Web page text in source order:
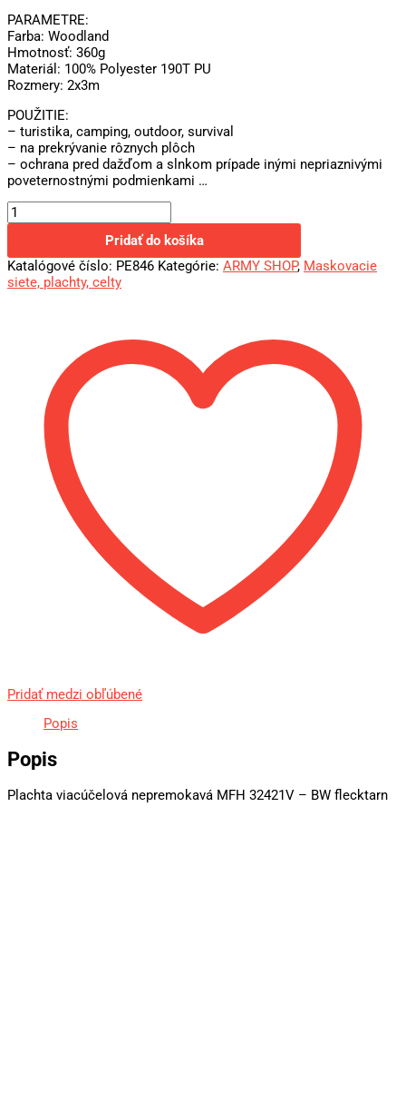
PARAMETRE:
Farba: Woodland
Hmotnosť: 360g
Materiál: 100% Polyester 190T PU
Rozmery: 2x3m
POUŽITIE:
– turistika, camping, outdoor, survival
– na prekrývanie rôznych plôch
– ochrana pred dažďom a slnkom prípade inými nepriaznivými
poveternostnými podmienkami …
Pridať do košíka
Katalógové číslo: PE846 Kategórie: ARMY SHOP, Maskovacie
siete, plachty, celty
Pridať medzi obľúbené
Popis
Popis
Plachta viacúčelová nepremokavá MFH 32421V – BW flecktarn